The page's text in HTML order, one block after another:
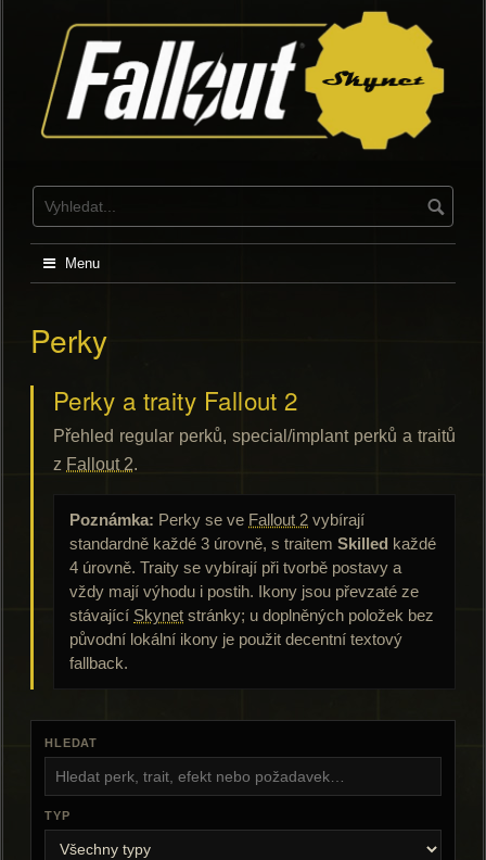
Menu
Perky
Perky a traity Fallout 2
Přehled regular perků, special/implant perků a traitů
z Fallout 2.
Poznámka: Perky se ve Fallout 2 vybírají
standardně každé 3 úrovně, s traitem Skilled každé
4 úrovně. Traity se vybírají při tvorbě postavy a
vždy mají výhodu i postih. Ikony jsou převzaté ze
stávající Skynet stránky; u doplněných položek bez
původní lokální ikony je použit decentní textový
fallback.
HLEDAT
TYP